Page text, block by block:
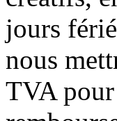
jours
nous
TVA